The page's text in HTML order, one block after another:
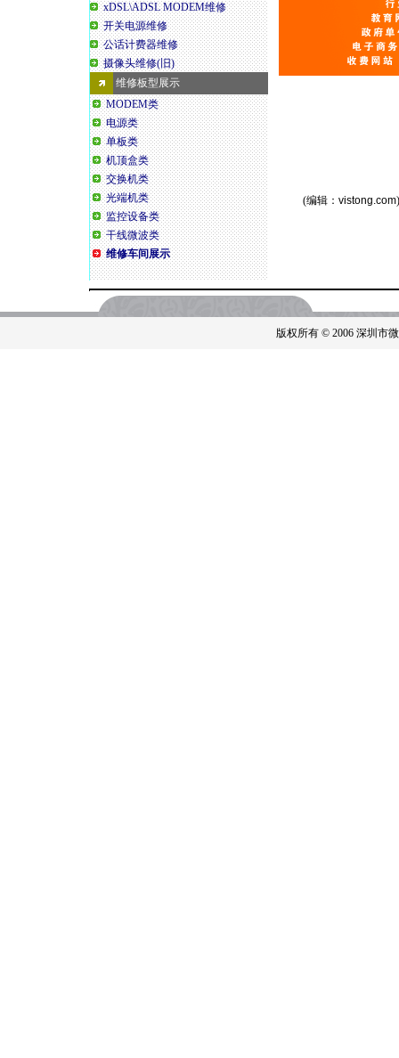
xDSL\ADSL MODEM维修
开关电源维修
公话计费器维修
摄像头维修(旧)
维修板型展示
MODEM类
电源类
单板类
机顶盒类
交换机类
光端机类
监控设备类
干线微波类
维修车间展示
(编辑： vistong.com)
版权所有 © 2006 深圳市